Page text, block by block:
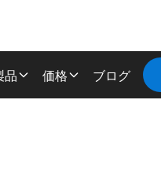
品 価格 ブログ